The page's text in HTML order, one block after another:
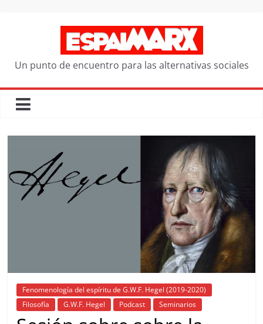
Un punto de encuentro para las alternativas sociales
Fenomenología del espíritu de G.W.F. Hegel (2019-2020)
Filosofía
G.W.F. Hegel Podcast Seminarios